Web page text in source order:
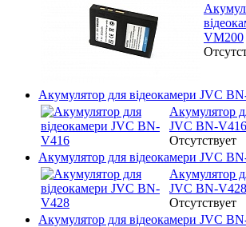
VM200
Акумулятор для відеокамери JVC
Акумулятор
JVC BN-V416
Отсутствует
Акумулятор для відеокамери JVC
Акумулятор
JVC BN-V428
Отсутствует
Акумулятор для відеокамери JVC